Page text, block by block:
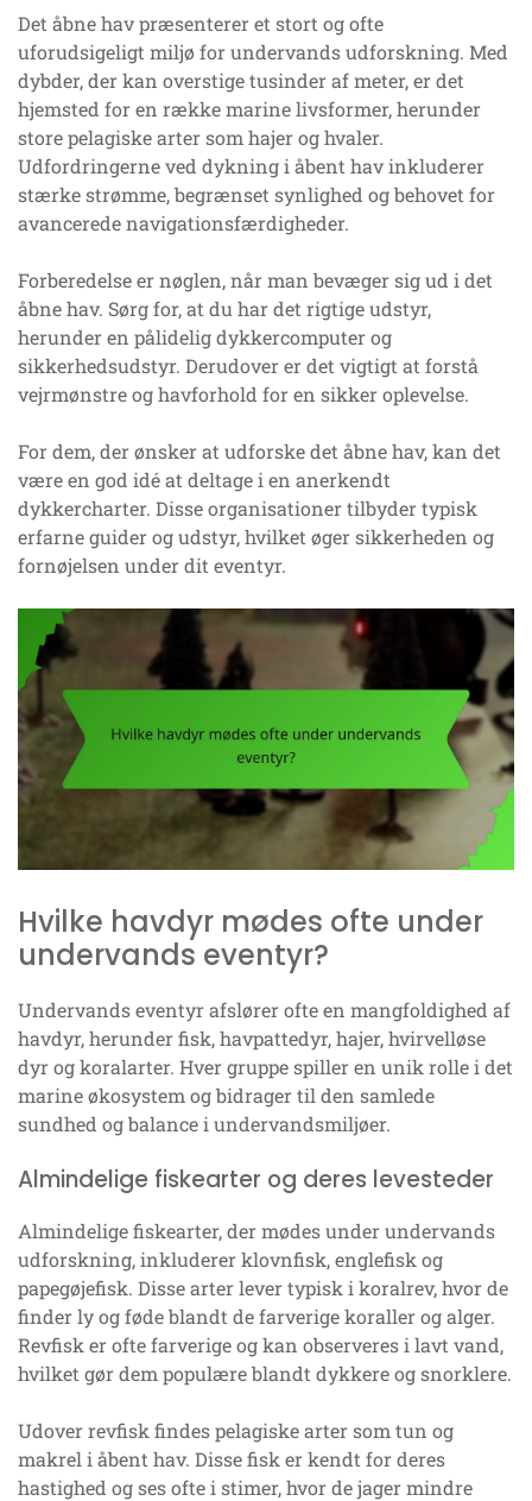
Det åbne hav præsenterer et stort og ofte
uforudsigeligt miljø for undervands udforskning. Med
dybder, der kan overstige tusinder af meter, er det
hjemsted for en række marine livsformer, herunder
store pelagiske arter som hajer og hvaler.
Udfordringerne ved dykning i åbent hav inkluderer
stærke strømme, begrænset synlighed og behovet for
avancerede navigationsfærdigheder.
Forberedelse er nøglen, når man bevæger sig ud i det
åbne hav. Sørg for, at du har det rigtige udstyr,
herunder en pålidelig dykkercomputer og
sikkerhedsudstyr. Derudover er det vigtigt at forstå
vejrmønstre og havforhold for en sikker oplevelse.
For dem, der ønsker at udforske det åbne hav, kan det
være en god idé at deltage i en anerkendt
dykkercharter. Disse organisationer tilbyder typisk
erfarne guider og udstyr, hvilket øger sikkerheden og
fornøjelsen under dit eventyr.
Hvilke havdyr mødes ofte under
undervands eventyr?
Undervands eventyr afslører ofte en mangfoldighed af
havdyr, herunder fisk, havpattedyr, hajer, hvirvelløse
dyr og koralarter. Hver gruppe spiller en unik rolle i det
marine økosystem og bidrager til den samlede
sundhed og balance i undervandsmiljøer.
Almindelige fiskearter og deres levesteder
Almindelige fiskearter, der mødes under undervands
udforskning, inkluderer klovnfisk, englefisk og
papegøjefisk. Disse arter lever typisk i koralrev, hvor de
finder ly og føde blandt de farverige koraller og alger.
Revfisk er ofte farverige og kan observeres i lavt vand,
hvilket gør dem populære blandt dykkere og snorklere.
Udover revfisk findes pelagiske arter som tun og
makrel i åbent hav. Disse fisk er kendt for deres
hastighed og ses ofte i stimer, hvor de jager mindre